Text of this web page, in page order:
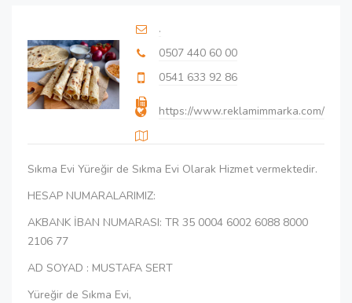
.
0507 440 60 00
0541 633 92 86
https://www.reklamimmarka.com/
Sıkma Evi Yüreğir de Sıkma Evi Olarak Hizmet vermektedir.
HESAP NUMARALARIMIZ:
AKBANK İBAN NUMARASI: TR 35 0004 6002 6088 8000
2106 77
AD SOYAD : MUSTAFA SERT
Yüreğir de Sıkma Evi,